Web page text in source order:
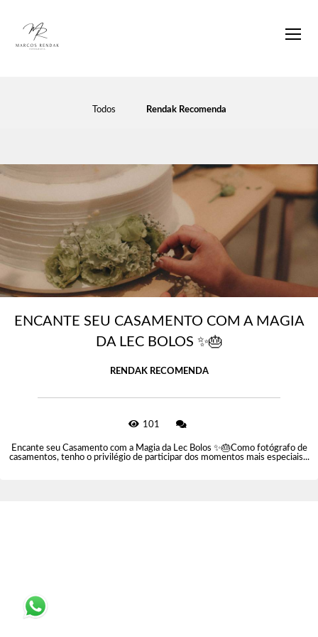
Todos Rendak Recomenda
ENCANTE SEU CASAMENTO COM A MAGIA
DA LEC BOLOS ✨🎂
RENDAK RECOMENDA
101
Encante seu Casamento com a Magia da Lec Bolos ✨🎂Como fotógrafo de
casamentos, tenho o privilégio de participar dos momentos mais especiais...